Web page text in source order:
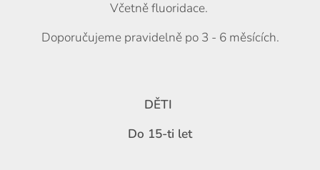
Včetně fluoridace.
Doporučujeme pravidelně po 3 - 6 měsících.
DĚTI
Do 15-ti let